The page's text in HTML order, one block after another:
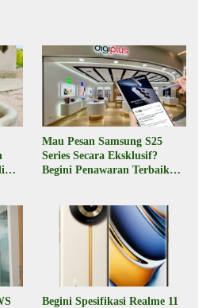
Mau Pesan Samsung S25
Series Secara Eksklusif?
Begini Penawaran Terbaik
Begini Spesifikasi Realme 11